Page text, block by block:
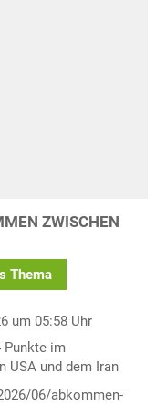
ZWISCHEN
Thema
um 05:58 Uhr
Punkte im
USA und dem Iran
06/abkommen-